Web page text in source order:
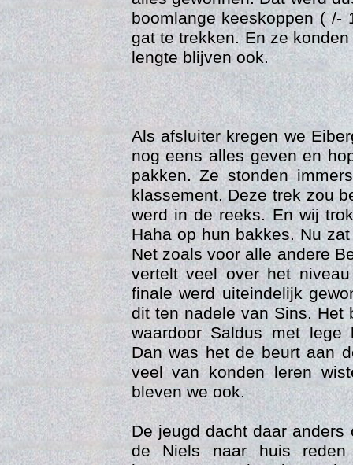
boomlange keeskoppen ( /-
gat te trekken. En ze
lengte blijven ook.
Als afsluiter kregen we
nog eens alles geven en
pakken. Ze stonden
klassement. Deze trek zou
werd in de reeks. En wij
Haha op hun bakkes. Nu
Net zoals voor alle andere
vertelt veel over het
finale werd uiteindelijk
dit ten nadele van Sins. Het
waardoor Saldus met
Dan was het de beurt aan
veel van konden leren
bleven we ook.
De jeugd dacht daar
de Niels naar huis